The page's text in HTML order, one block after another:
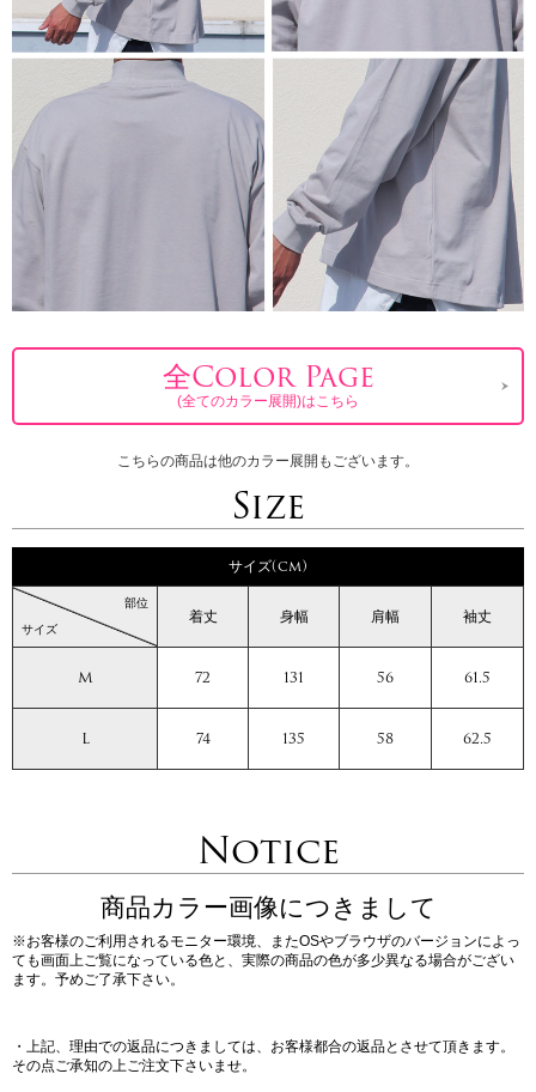
全Color Page
(全てのカラー展開)はこちら
こちらの商品は他のカラー展開もございます。
Size
サイズ(cm)
サイズ
部位
着丈 身幅 肩幅 袖丈
M 72 131 56 61.5
L 74 135 58 62.5
Notice
商品カラー画像につきまして
※お客様のご利用されるモニター環境、またOSやブラウザのバージョンによっ
ても画面上ご覧になっている色と、実際の商品の色が多少異なる場合がござい
ます。予めご了承下さい。
・上記、理由での返品につきましては、お客様都合の返品とさせて頂きます。
その点ご承知の上ご注文下さいませ。